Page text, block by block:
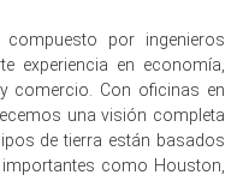
en febrero de 2026
que -24.7 de confianza
limitó la demanda.
permaneció
debido a severas
global.
por ingenieros
experiencia en economía,
comercio. Con oficinas en
una visión completa
de tierra están basados
como Houston,